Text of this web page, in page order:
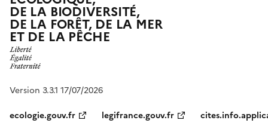
DE LA BIODIVERSITÉ,
DE LA FORÊT, DE LA MER
ET DE LA PÊCHE
Version 3.3.1 17/07/2026
ecologie.gouv.fr
legifrance.gouv.fr